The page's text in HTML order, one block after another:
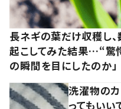
長ネギの葉だけ収穫し
起こしてみた結果…“驚
の瞬間を目にしたのか」
洗濯物の
ってもいい